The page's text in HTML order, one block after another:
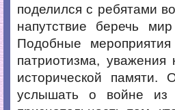
поделился с ребятами
напутствие беречь
Подобные
патриотизма,
исторической памяти.
услышать о войне из